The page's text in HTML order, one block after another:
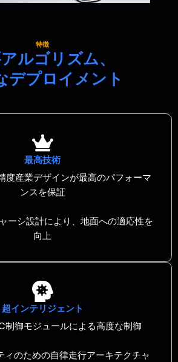
特徴
ルゴリズム、
デプロイメント
最高技術
度産業デザインが最高のパフォーマ
ンスを保証
ーシ設計により、地面への適応性を
向上
超インテリジェント
制御モジュールによる高度な制御
ィのための自律走行アーキテクチャ